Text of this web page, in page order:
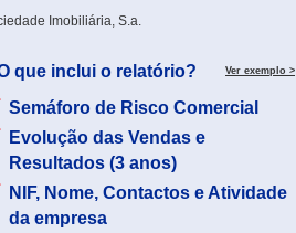
Imobiliária, S.a.
que inclui o relatório? Ver exemplo >
Semáforo de Risco Comercial
Evolução das Vendas e
Resultados (3 anos)
NIF, Nome, Contactos e Atividade
da empresa